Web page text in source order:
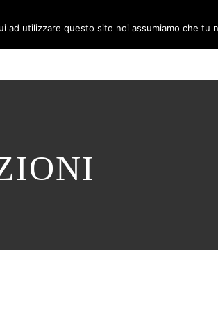
ad utilizzare questo sito noi assumiamo che tu